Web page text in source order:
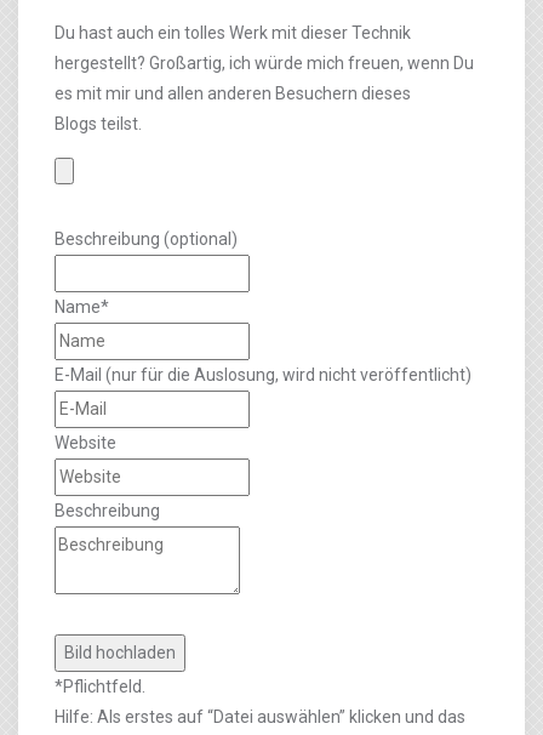
Du hast auch ein tolles Werk mit dieser Technik
hergestellt? Großartig, ich würde mich freuen, wenn Du
es mit mir und allen anderen Besuchern dieses
Blogs teilst.
Beschreibung (optional)
Name*
E-Mail (nur für die Auslosung, wird nicht veröffentlicht)
Website
Beschreibung
*Pflichtfeld.
Hilfe: Als erstes auf “Datei auswählen” klicken und das